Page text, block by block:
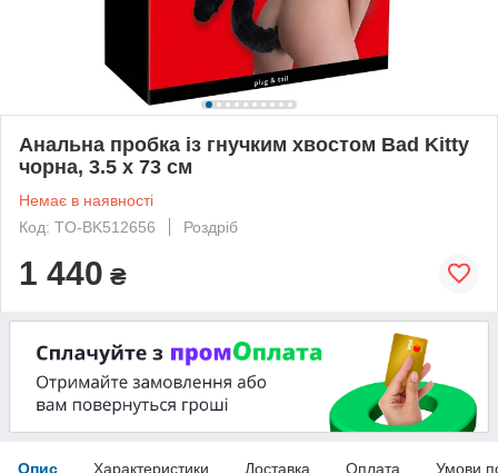
Анальна пробка із гнучким хвостом Bad Kitty
чорна, 3.5 х 73 см
Немає в наявності
Код: TO-BK512656
Роздріб
1 440 ₴
Опис Характеристики Доставка Оплата Умови